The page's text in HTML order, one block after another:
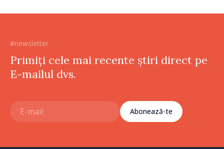
#newsletter
Primiți cele mai recente știri direct pe
E-mailul dvs.
Abonează-te